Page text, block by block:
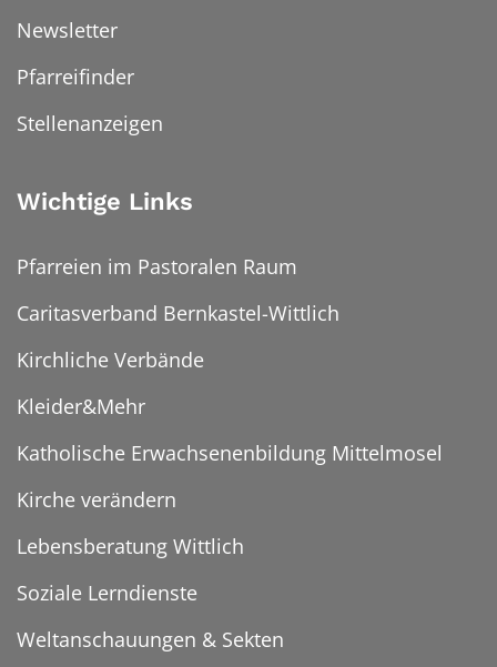
Newsletter
Pfarreifinder
Stellenanzeigen
Wichtige Links
Pfarreien im Pastoralen Raum
Caritasverband Bernkastel-Wittlich
Kirchliche Verbände
Kleider&Mehr
Katholische Erwachsenenbildung Mittelmosel
Kirche verändern
Lebensberatung Wittlich
Soziale Lerndienste
Weltanschauungen & Sekten